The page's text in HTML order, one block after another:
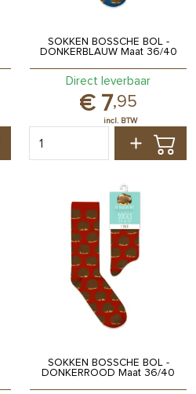
SOKKEN BOSSCHE BOL -
DONKERBLAUW Maat 36/40
7,95
Direct leverbaar
SOKKEN BOSSCHE BOL -
DONKERROOD Maat 36/40